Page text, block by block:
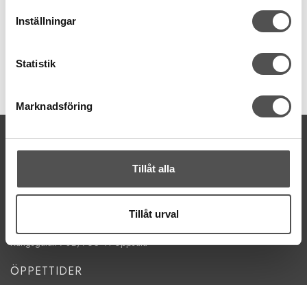
Inställningar
Statistik
Marknadsföring
Tillåt alla
Tillåt urval
KONTAKTA OSS
Tel. 018-150525
Kungsgatan 70E, 753 41 Uppsala
ÖPPETTIDER